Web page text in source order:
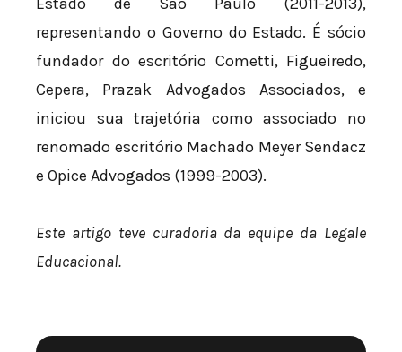
representando o Governo do Estado. É sócio
fundador do escritório Cometti, Figueiredo,
Cepera, Prazak Advogados Associados, e
iniciou sua trajetória como associado no
renomado escritório Machado Meyer Sendacz
e Opice Advogados (1999-2003).
Este artigo teve curadoria da equipe da Legale
Educacional.